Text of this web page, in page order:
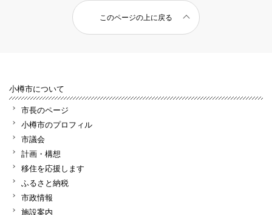
このページの上に戻る
小樽市について
市長のページ
小樽市のプロフィル
市議会
計画・構想
移住を応援します
ふるさと納税
市政情報
施設案内